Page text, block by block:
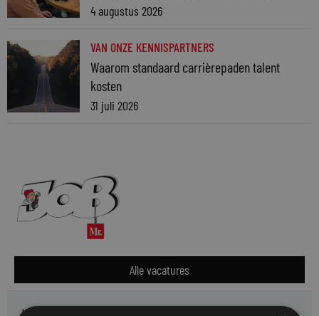
4 augustus 2026
VAN ONZE KENNISPARTNERS
Waarom standaard carrièrepaden talent
kosten
31 juli 2026
Alle vacatures
Kifid zoekt een